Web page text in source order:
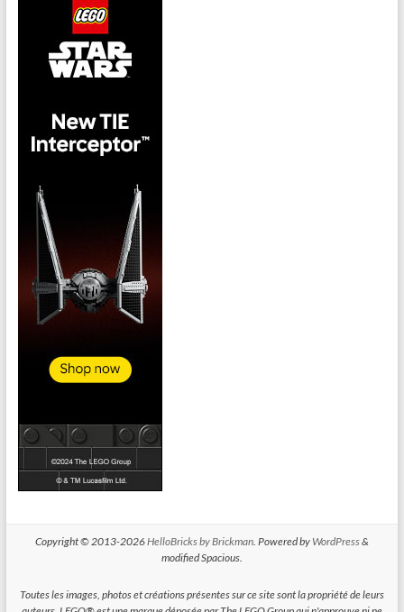
Copyright © 2013-2026HelloBricks by Brickman. Powered by WordPress&
modified Spacious.
Toutes les images, photos et créations présentes sur ce site sont la propriété de leurs